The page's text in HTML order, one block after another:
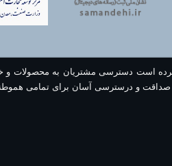
است دسترسی مشتریان به محصولات و
و درسترسی آسان برای تمامی